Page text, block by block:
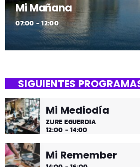
Mi Mañana
07:00 - 12:00
SIGUIENTES
Mi Mediodía
ZURE EGUERDIA
12:00 - 14:00
Mi Remember